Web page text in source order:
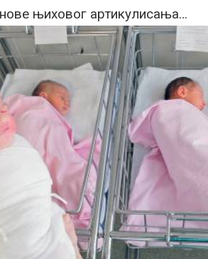
њиховог артикулисања…